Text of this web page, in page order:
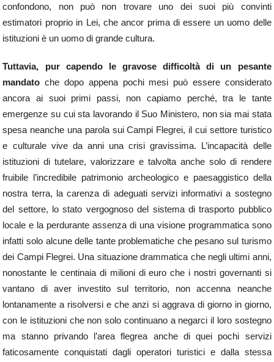
confondono, non può non trovare uno dei suoi più convinti
estimatori proprio in Lei, che ancor prima di essere un uomo delle
istituzioni è un uomo di grande cultura.
Tuttavia, pur capendo le gravose difficoltà di un pesante
mandato che dopo appena pochi mesi può essere considerato
ancora ai suoi primi passi, non capiamo perché, tra le tante
emergenze su cui sta lavorando il Suo Ministero, non sia mai stata
spesa neanche una parola sui Campi Flegrei, il cui settore turistico
e culturale vive da anni una crisi gravissima. L’incapacità delle
istituzioni di tutelare, valorizzare e talvolta anche solo di rendere
fruibile l’incredibile patrimonio archeologico e paesaggistico della
nostra terra, la carenza di adeguati servizi informativi a sostegno
del settore, lo stato vergognoso del sistema di trasporto pubblico
locale e la perdurante assenza di una visione programmatica sono
infatti solo alcune delle tante problematiche che pesano sul turismo
dei Campi Flegrei. Una situazione drammatica che negli ultimi anni,
nonostante le centinaia di milioni di euro che i nostri governanti si
vantano di aver investito sul territorio, non accenna neanche
lontanamente a risolversi e che anzi si aggrava di giorno in giorno,
con le istituzioni che non solo continuano a negarci il loro sostegno
ma stanno privando l’area flegrea anche di quei pochi servizi
faticosamente conquistati dagli operatori turistici e dalla stessa